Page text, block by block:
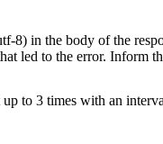
8) in the body of the
led to the error. Inform
to 3 times with an